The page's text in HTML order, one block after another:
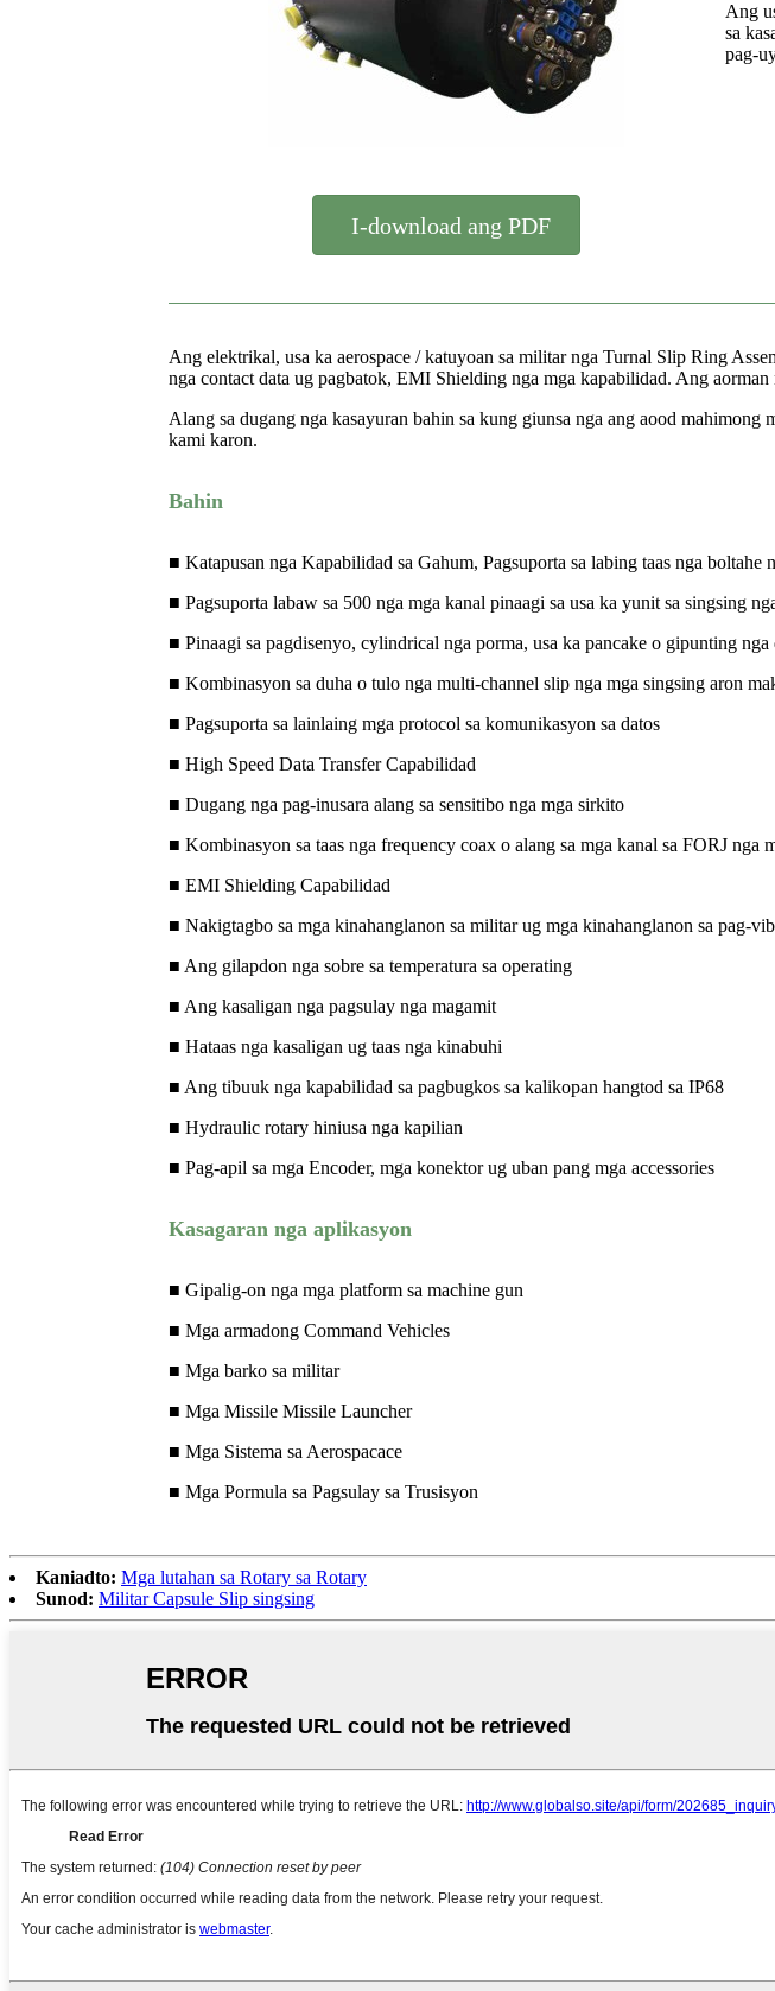
I-download ang PDF
Ang
sa
pag-
Ang elektrikal, usa ka aerospace / katuyoan sa militar nga Turnal Slip Ring
nga contact data ug pagbatok, EMI Shielding nga mga kapabilidad. Ang
Alang sa dugang nga kasayuran bahin sa kung giunsa nga ang aood
kami karon.
Bahin
■ Katapusan nga Kapabilidad sa Gahum, Pagsuporta sa labing taas nga
■ Pagsuporta labaw sa 500 nga mga kanal pinaagi sa usa ka yunit sa singsing
■ Pinaagi sa pagdisenyo, cylindrical nga porma, usa ka pancake o gipunting nga
■ Kombinasyon sa duha o tulo nga multi-channel slip nga mga singsing aron
■ Pagsuporta sa lainlaing mga protocol sa komunikasyon sa datos
■ High Speed ​​Data Transfer Capabilidad
■ Dugang nga pag-inusara alang sa sensitibo nga mga sirkito
■ Kombinasyon sa taas nga frequency coax o alang sa mga kanal sa FORJ nga
■ EMI Shielding Capabilidad
■ Nakigtagbo sa mga kinahanglanon sa militar ug mga kinahanglanon sa pag-
■ Ang gilapdon nga sobre sa temperatura sa operating
■ Ang kasaligan nga pagsulay nga magamit
■ Hataas nga kasaligan ug taas nga kinabuhi
■ Ang tibuuk nga kapabilidad sa pagbugkos sa kalikopan hangtod sa IP68
■ Hydraulic rotary hiniusa nga kapilian
■ Pag-apil sa mga Encoder, mga konektor ug uban pang mga accessories
Kasagaran nga aplikasyon
■ Gipalig-on nga mga platform sa machine gun
■ Mga armadong Command Vehicles
■ Mga barko sa militar
■ Mga Missile Missile Launcher
■ Mga Sistema sa Aerospacace
■ Mga Pormula sa Pagsulay sa Trusisyon
Kaniadto: Mga lutahan sa Rotary sa Rotary
Sunod: Militar Capsule Slip singsing